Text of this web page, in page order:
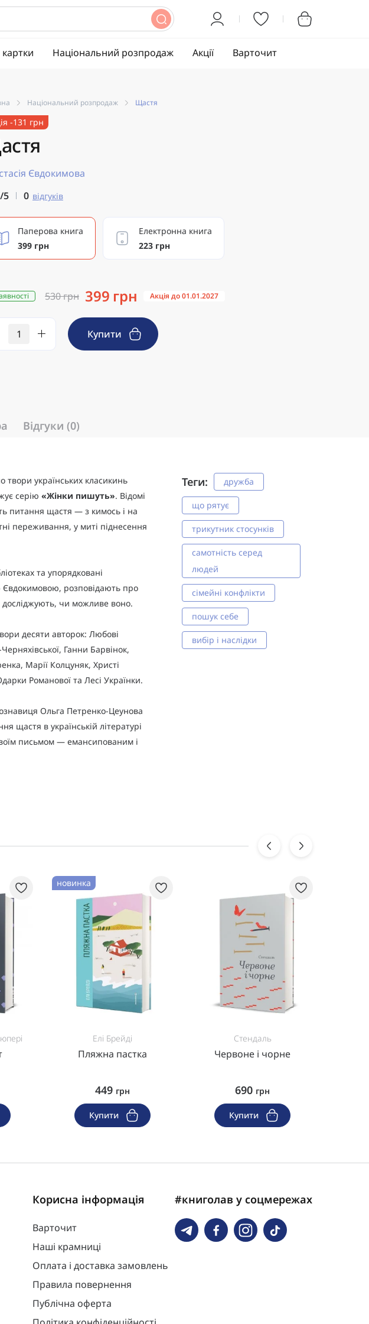
Національний розпродаж Акції Варточит
Національний розпродаж Щастя
-131 грн
Євдокимова
5
0 відгуків
Паперова книга
399 грн
Електронна книга
223 грн
530 грн 399 грн Акція до 01.01.2027
Купити
Відгуки (0)
твори українських класикинь
серію «Жінки пишуть». Відомі
питання щастя — з кимось і на
переживання, у миті піднесення
та упорядковані
Євдокимовою, розповідають про
чи можливе воно.
десяти авторок: Любові
Ганни Барвінок,
Марії Колцуняк, Христі
Романової та Лесі Українки.
Ольга Петренко-Цеунова
щастя в українській літературі
письмом — емансипованим і
Теги: дружба
що рятує
трикутник стосунків
самотність серед
людей
сімейні конфлікти
пошук себе
вибір і наслідки
новинка
Елі Брейді
Пляжна пастка
449 грн
Купити
Стендаль
Червоне і чорне
690 грн
Купити
Корисна інформація
Варточит
Наші крамниці
Оплата і доставка замовлень
Правила повернення
Публічна оферта
#книголав у соцмережах